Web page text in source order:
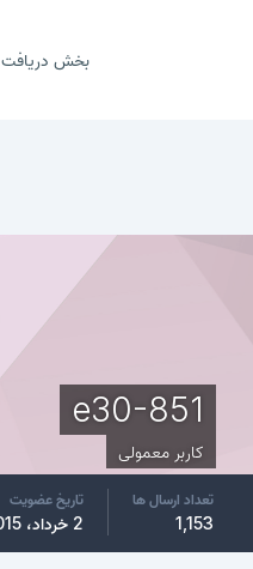
بخش دریافت
e30-851
کاربر معمولی
تعداد ارسال ها
1,153
تاریخ عضویت
2 خرداد، 2015